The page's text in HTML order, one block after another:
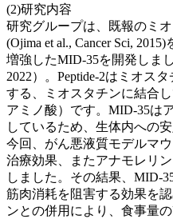
(2)研究内容
研究グループは、既報のミ
(Ojima et al., Cancer Sci,
増強したMID-35を開発しま
2022）。Peptide-2はミオス
する、ミオスタチンに結合
アミノ酸）です。MID-35は
しているため、生体内への
今回、がん悪液質モデルマ
治療効果、またアナモレリ
しました。その結果、MID-
筋肉消耗を阻害する効果を
ンとの併用により、食事量